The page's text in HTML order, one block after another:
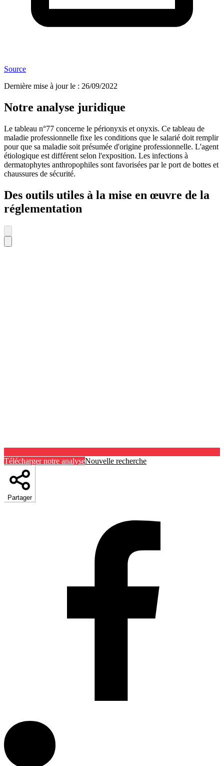
Source
Dernière mise à jour le : 26/09/2022
Notre analyse juridique
Le tableau n°77 concerne le périonyxis et onyxis. Ce tableau de
maladie professionnelle fixe les conditions que le salarié doit remplir
pour que sa maladie soit présumée d'origine professionnelle. L'agent
étiologique est différent selon l'exposition. Les infections à
dermatophytes anthropophiles sont favorisées par le port de bottes et
chaussures de sécurité.
Des outils utiles à la mise en œuvre de la
réglementation
Télécharger notre analyseNouvelle recherche
Partager